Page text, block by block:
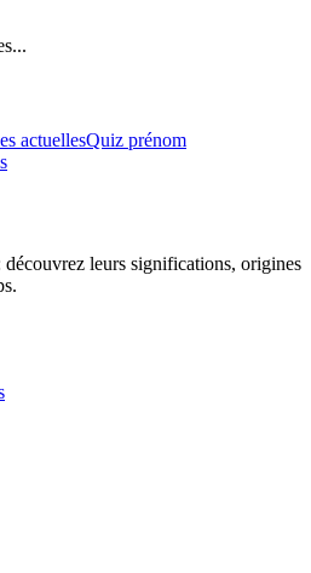
actuellesQuiz prénom
leurs significations, origines